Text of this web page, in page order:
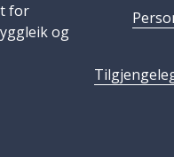
for
og